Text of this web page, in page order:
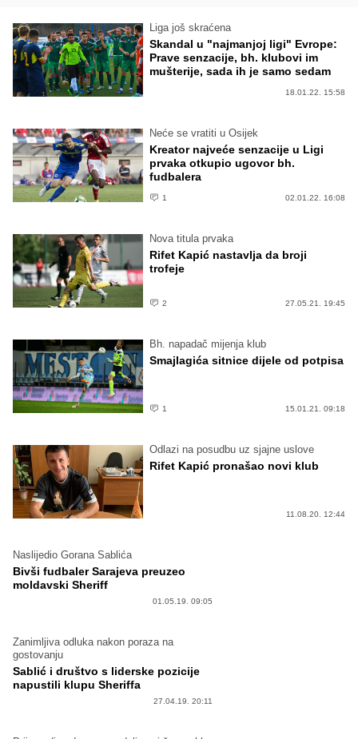
Liga još skraćena
Skandal u "najmanjoj ligi" Evrope:
Prave senzacije, bh. klubovi im
mušterije, sada ih je samo sedam
18.01.22. 15:58
Neće se vratiti u Osijek
Kreator najveće senzacije u Ligi
prvaka otkupio ugovor bh.
fudbalera
1 02.01.22. 16:08
Nova titula prvaka
Rifet Kapić nastavlja da broji
trofeje
2 27.05.21. 19:45
Bh. napadač mijenja klub
Smajlagića sitnice dijele od potpisa
1 15.01.21. 09:18
Odlazi na posudbu uz sjajne uslove
Rifet Kapić pronašao novi klub
11.08.20. 12:44
Naslijedio Gorana Sablića
Bivši fudbaler Sarajeva preuzeo
moldavski Sheriff
01.05.19. 09:05
Zanimljiva odluka nakon poraza na
gostovanju
Sablić i društvo s liderske pozicije
napustili klupu Sheriffa
27.04.19. 20:11